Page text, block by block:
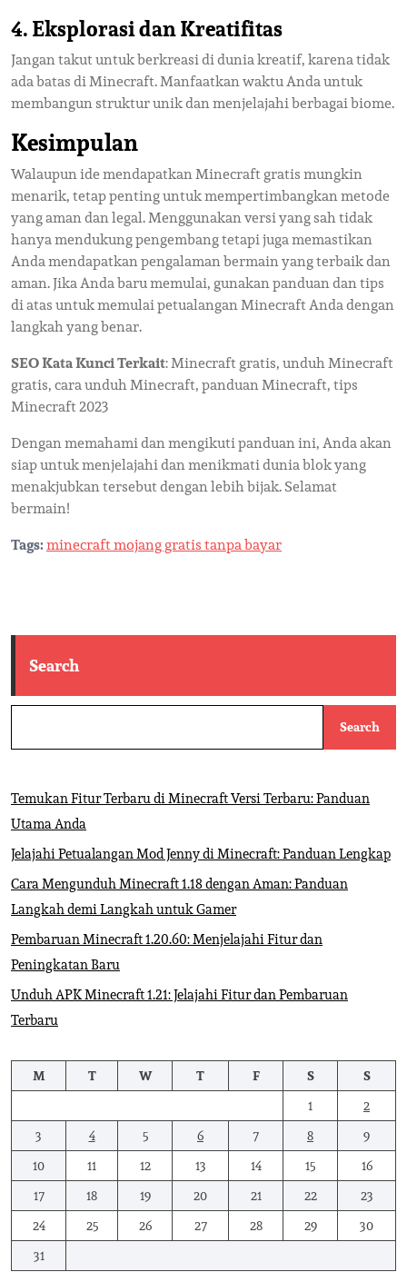
4. Eksplorasi dan Kreatifitas
Jangan takut untuk berkreasi di dunia kreatif, karena tidak
ada batas di Minecraft. Manfaatkan waktu Anda untuk
membangun struktur unik dan menjelajahi berbagai biome.
Kesimpulan
Walaupun ide mendapatkan Minecraft gratis mungkin
menarik, tetap penting untuk mempertimbangkan metode
yang aman dan legal. Menggunakan versi yang sah tidak
hanya mendukung pengembang tetapi juga memastikan
Anda mendapatkan pengalaman bermain yang terbaik dan
aman. Jika Anda baru memulai, gunakan panduan dan tips
di atas untuk memulai petualangan Minecraft Anda dengan
langkah yang benar.
SEO Kata Kunci Terkait: Minecraft gratis, unduh Minecraft
gratis, cara unduh Minecraft, panduan Minecraft, tips
Minecraft 2023
Dengan memahami dan mengikuti panduan ini, Anda akan
siap untuk menjelajahi dan menikmati dunia blok yang
menakjubkan tersebut dengan lebih bijak. Selamat
bermain!
Tags:minecraft mojang gratis tanpa bayar
Search
Search
Temukan Fitur Terbaru di Minecraft Versi Terbaru: Panduan
Utama Anda
Jelajahi Petualangan Mod Jenny di Minecraft: Panduan Lengkap
Cara Mengunduh Minecraft 1.18 dengan Aman: Panduan
Langkah demi Langkah untuk Gamer
Pembaruan Minecraft 1.20.60: Menjelajahi Fitur dan
Peningkatan Baru
Unduh APK Minecraft 1.21: Jelajahi Fitur dan Pembaruan
Terbaru
M T W T F S
S
1
2
3
4 5 6 7 8
9
10
11 12 13 14 15
16
17
18 19 20 21 22
23
24
25 26 27 28 29
30
31